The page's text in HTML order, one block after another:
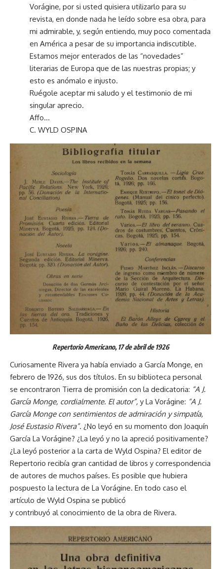
Vorágine, por si usted quisiera utilizarlo para su
revista, en donde nada he leído sobre esa obra, para
mi admirable, y, según entiendo, muy poco comentada
en América a pesar de su importancia indiscutible.
Estamos mejor enterados de las “novedades”
literarias de Europa que de las nuestras propias; y
esto es anómalo e injusto.
Ruégole aceptar mi saludo y el testimonio de mi
singular aprecio.
Affo…
C. WYLD OSPINA
Repertorio Americano, 17 de abril de 1926
Curiosamente Rivera ya había enviado a García Monge, en
febrero de 1926, sus dos títulos. En su biblioteca personal
se encontraron Tierra de promisión con la dedicatoria: “A J.
García Monge, cordialmente. El autor”, y La Vorágine: “A J.
García Monge con sentimientos de admiración y simpatía,
José Eustasio Rivera”. ¿No leyó en su momento don Joaquín
García La Vorágine? ¿La leyó y no la apreció positivamente?
¿La leyó posterior a la carta de Wyld Ospina? El editor de
Repertorio recibía gran cantidad de libros y correspondencia
de autores de muchos países. Es posible que hubiera
pospuesto la lectura de La Vorágine. En todo caso el
artículo de Wyld Ospina se publicó
y contribuyó al conocimiento de la obra de Rivera.